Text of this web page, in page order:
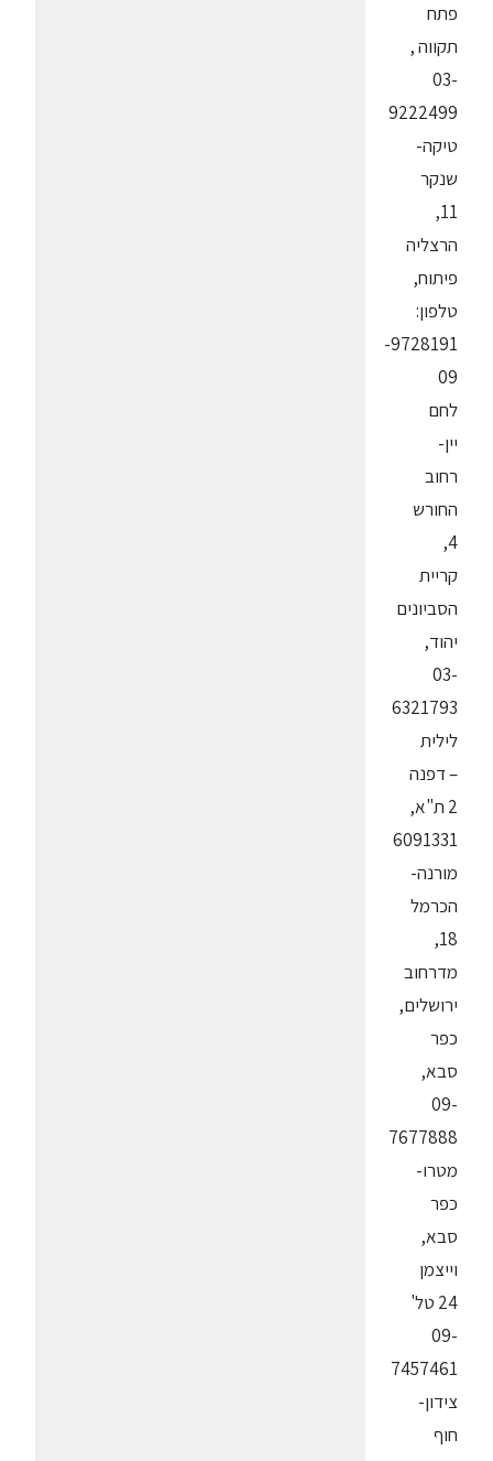
פתח
תקווה ,
03-
9222499
טיקה-
שנקר
11,
הרצליה
פיתוח,
טלפון:
9728191-
09
לחם
יין-
רחוב
החורש
4,
קריית
הסביונים
יהוד,
03-
6321793
לילית
– דפנה
2 ת"א,
6091331
מורנה-
הכרמל
18,
מדרחוב
ירושלים,
כפר
סבא,
09-
7677888
מטרו-
כפר
סבא,
וייצמן
24 טל'
09-
7457461
צידון-
חוף